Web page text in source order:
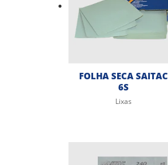
FOLHA SECA SAITAC
6S
Lixas